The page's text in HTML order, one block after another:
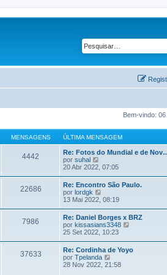
Bem-vindo:
MENSAGENS ÚLTIMA MENSAGEM
4442
Re: Fotos do Mundial e de
por suhal
e
l
t
i
m
a
m
e
n
s
a
g
e
20 Abr 2022, 07:05
22686
Re: Encontro São Paulo.
por lordgk
e
ú
l
t
i
m
a
m
e
13 Mai 2022, 08:19
7986
Re: Daniel Borges x BRZ
por kissasians3348
l
25 Set 2022, 10:23
37633
Re: Cordinha de Yoyo
por Tpelanda
e
28 Nov 2022, 21:58